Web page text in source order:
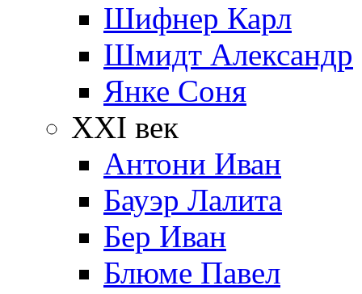
Шифнер Карл
Шмидт Александр
Янке Соня
XXI век
Антони Иван
Бауэр Лалита
Бер Иван
Блюме Павел